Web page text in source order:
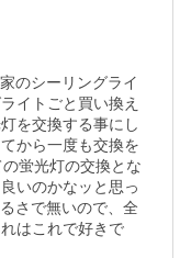
のシーリングライ
イトごと買い換え
を交換する事にし
から一度も交換を
蛍光灯の交換とな
いのかなッと思っ
さで無いので、全
はこれで好きで